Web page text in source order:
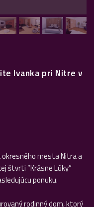
Ivanka pri Nitre v
mesta Nitra a
štvrti “Krásne Lúky”
ponuku.
rodinný dom, ktorý